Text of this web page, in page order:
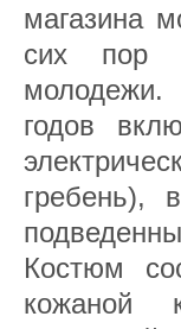
магазина
сих пор
молодежи.
годов
гребень),
Костюм
кожаной